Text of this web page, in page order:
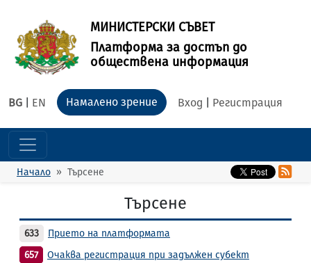
МИНИСТЕРСКИ СЪВЕТ
Платформа за достъп до
обществена информация
BG EN Вход Регистрация
Намалено зрение
Начало Търсене
Търсене
633
Прието на платформата
657
Очаква регистрация при задължен субект